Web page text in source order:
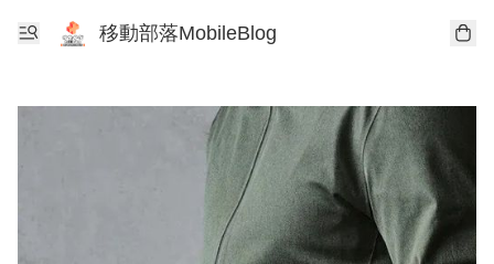
移動部落MobileBlog